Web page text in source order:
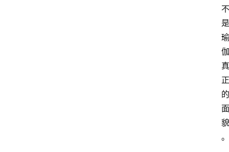
不
是
瑜
伽
真
正
的
面
貌
。